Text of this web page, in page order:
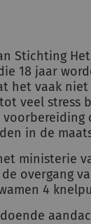
Stichting
18 jaar
het vaak
veel stress
in de
ministerie
overgang
4